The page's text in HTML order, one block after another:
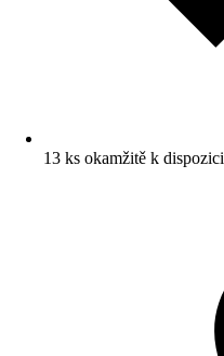
13 ks okamžitě k dispozici